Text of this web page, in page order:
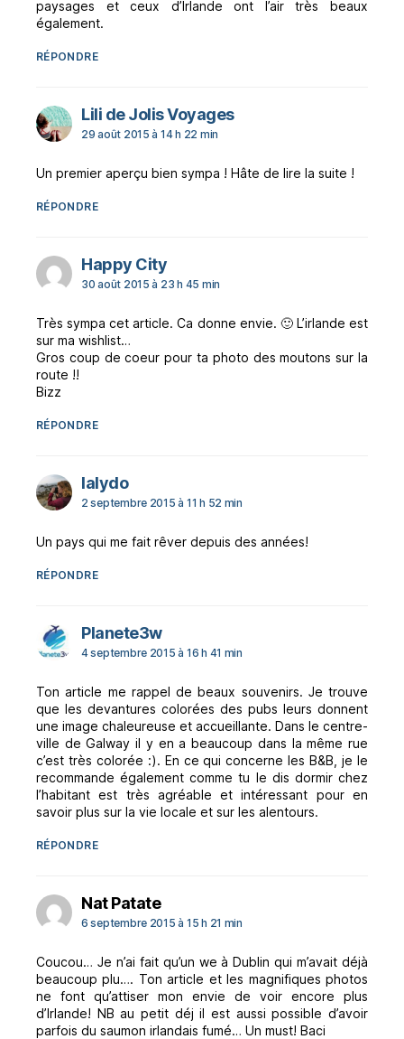
paysages et ceux d’Irlande ont l’air très beaux
également.
RÉPONDRE
Lili de Jolis Voyagesdit :
29 août 2015 à 14 h 22 min
Un premier aperçu bien sympa ! Hâte de lire la suite !
RÉPONDRE
Happy Citydit :
30 août 2015 à 23 h 45 min
Très sympa cet article. Ca donne envie. 🙂 L’irlande est
sur ma wishlist…
Gros coup de coeur pour ta photo des moutons sur la
route !!
Bizz
RÉPONDRE
lalydodit :
2 septembre 2015 à 11 h 52 min
Un pays qui me fait rêver depuis des années!
RÉPONDRE
Planete3wdit :
4 septembre 2015 à 16 h 41 min
Ton article me rappel de beaux souvenirs. Je trouve
que les devantures colorées des pubs leurs donnent
une image chaleureuse et accueillante. Dans le centre-
ville de Galway il y en a beaucoup dans la même rue
c’est très colorée :). En ce qui concerne les B&B, je le
recommande également comme tu le dis dormir chez
l’habitant est très agréable et intéressant pour en
savoir plus sur la vie locale et sur les alentours.
RÉPONDRE
Nat Patatedit :
6 septembre 2015 à 15 h 21 min
Coucou… Je n’ai fait qu’un we à Dublin qui m’avait déjà
beaucoup plu…. Ton article et les magnifiques photos
ne font qu’attiser mon envie de voir encore plus
d’Irlande! NB au petit déj il est aussi possible d’avoir
parfois du saumon irlandais fumé… Un must! Baci